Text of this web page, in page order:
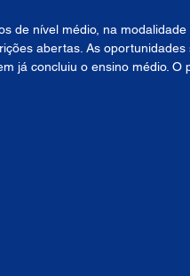
de nível médio, na
abertas. As
já concluiu o ensino médio.